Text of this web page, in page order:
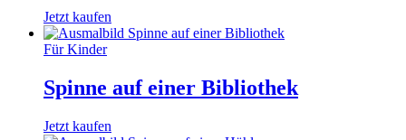
Jetzt kaufen
Für Kinder
Spinne auf einer Bibliothek
Jetzt kaufen